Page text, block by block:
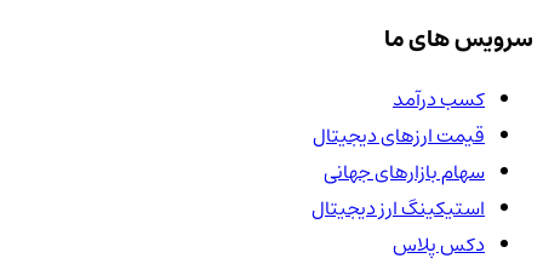
سرویس های ما
کسب درآمد
قیمت ارزهای دیجیتال
سهام بازارهای جهانی
استیکینگ ارز دیجیتال
دکس پلاس